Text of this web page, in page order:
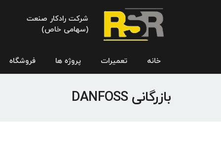
شرکت رادکار صنعت
(سهامی خاص)
خانه تعمیرات پروژه ها فروشگاه
بازرگانی DANFOSS